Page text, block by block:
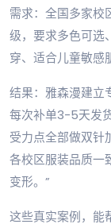
需求：全国多家校
级，要求多色可选
穿、适合儿童敏感
结果：雅森漫建立
每次补单3-5天发
受力点全部做双针
各校区服装品质一
变形。”
这些真实案例，能